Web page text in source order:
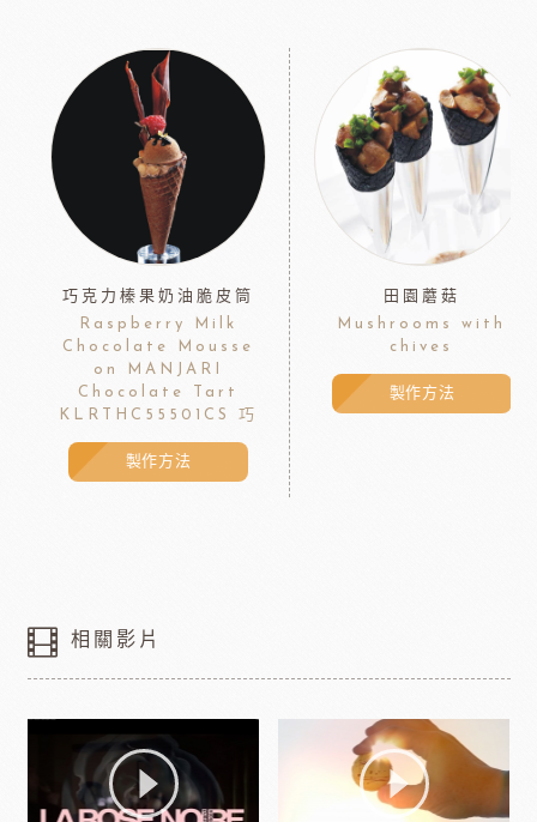
巧克力榛果奶油脆皮筒
Raspberry Milk
Chocolate Mousse
on MANJARI
Chocolate Tart
KLRTHC55501CS 巧
製作方法
田園蘑菇
Mushrooms with
chives
製作方法
相關影片